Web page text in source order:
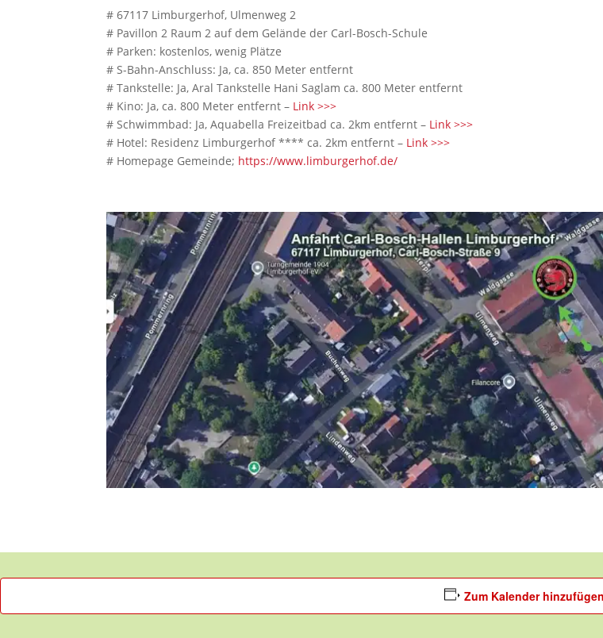
# 67117 Limburgerhof, Ulmenweg 2
# Pavillon 2 Raum 2 auf dem Gelände der Carl-Bosch-Schule
# Parken: kostenlos, wenig Plätze
# S-Bahn-Anschluss: Ja, ca. 850 Meter entfernt
# Tankstelle: Ja, Aral Tankstelle Hani Saglam ca. 800 Meter entfernt
# Kino: Ja, ca. 800 Meter entfernt – Link >>>
# Schwimmbad: Ja, Aquabella Freizeitbad ca. 2km entfernt – Link >>>
# Hotel: Residenz Limburgerhof **** ca. 2km entfernt – Link >>>
# Homepage Gemeinde; https://www.limburgerhof.de/
Zum Kalender hinzufügen